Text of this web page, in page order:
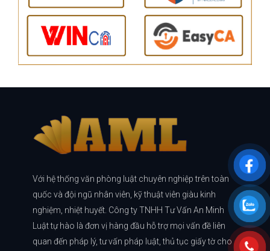
Với hệ thống văn phòng luật chuyên nghiệp trên toàn
quốc và đội ngũ nhân viên, kỹ thuật viên giàu kinh
nghiệm, nhiệt huyết. Công ty TNHH Tư Vấn An Minh
Luật tự hào là đơn vị hàng đầu hỗ trợ mọi vấn đề liên
quan đến pháp lý, tư vấn pháp luật, thủ tục giấy tờ cho